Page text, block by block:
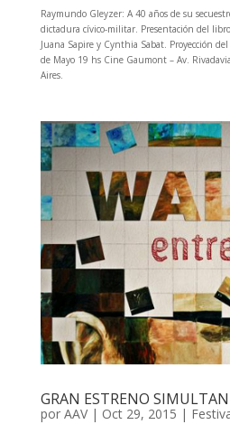
Raymundo Gleyzer: A 40 años de su
dictadura cívico-militar. Presentación del
Juana Sapire y Cynthia Sabat. Proyección
de Mayo 19 hs Cine Gaumont – Av.
Aires.
GRAN ESTRENO
por AAV| Oct 29, 2015 |